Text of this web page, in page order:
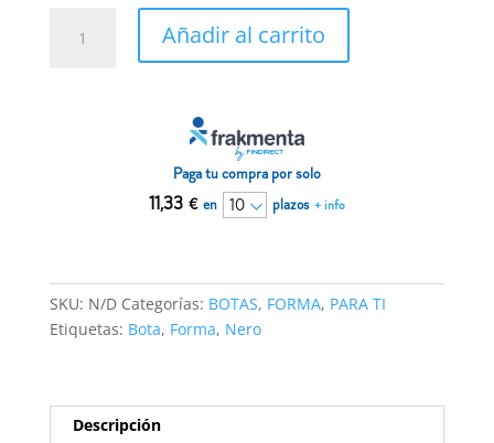
Forma
Añadir al carrito
Paga tu compra por solo
11,33 € en plazos + info
SKU: N/D Categorías: BOTAS, FORMA, PARA TI
Etiquetas: Bota, Forma, Nero
Descripción